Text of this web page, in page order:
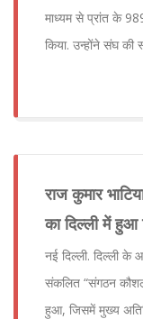
माध्यम से प्रांत के
किया. उन्होंने संघ
राज कुमार
का दिल्ली में हुआ
नई दिल्ली. दिल्ली के
संकलित “संगठन
हुआ, जिसमें मुख्य